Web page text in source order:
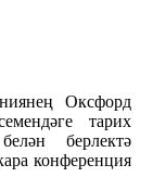
Оксфорд
тарих
берлектә
конференция